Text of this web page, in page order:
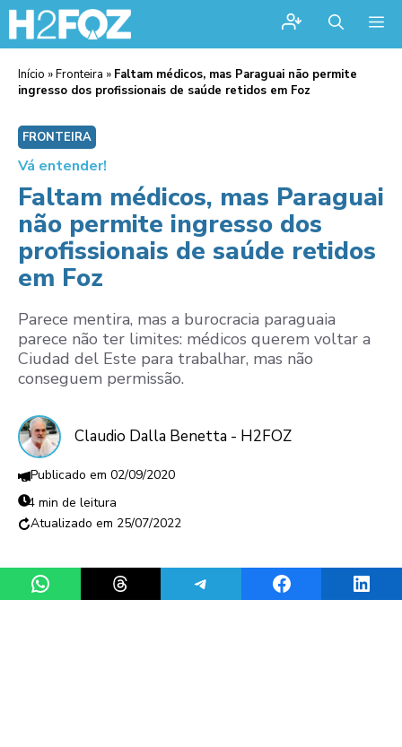
Início »Fronteira » Faltam médicos, mas Paraguai não permite
ingresso dos profissionais de saúde retidos em Foz
FRONTEIRA
Vá entender!
Faltam médicos, mas Paraguai
não permite ingresso dos
profissionais de saúde retidos
em Foz
Parece mentira, mas a burocracia paraguaia
parece não ter limites: médicos querem voltar a
Ciudad del Este para trabalhar, mas não
conseguem permissão.
Claudio Dalla Benetta - H2FOZ
02/09/2020
4 min de leitura
25/07/2022
Share on WhatsAppShare on ThreadsShare on TelegramShare on Facebook